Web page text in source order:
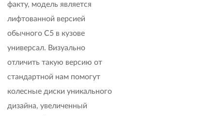
факту, модель является
лифтованной версией
обычного C5 в кузове
универсал. Визуально
отличить такую версию от
стандартной нам помогут
колесные диски уникального
дизайна, увеличенный